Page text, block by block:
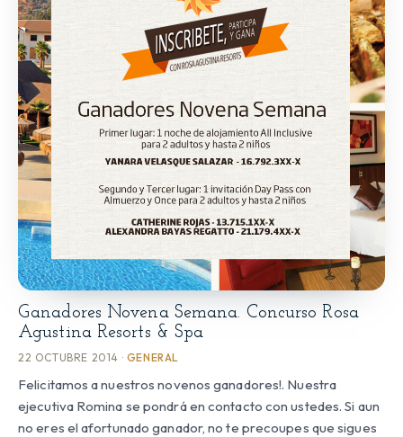
Ganadores Novena Semana. Concurso Rosa
Agustina Resorts & Spa
22 OCTUBRE 2014 · GENERAL
Felicitamos a nuestros novenos ganadores!. Nuestra
ejecutiva Romina se pondrá en contacto con ustedes. Si aun
no eres el afortunado ganador, no te precoupes que sigues